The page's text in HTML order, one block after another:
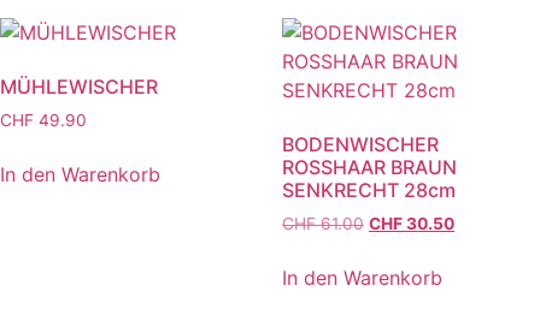
MÜHLEWISCHER
CHF 49.90
In den Warenkorb
BODENWISCHER
ROSSHAAR BRAUN
SENKRECHT 28cm
CHF61.00 CHF30.50
In den Warenkorb